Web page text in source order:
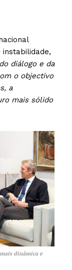
diálogo e da
o objectivo
a
mais sólido
dinâmica e